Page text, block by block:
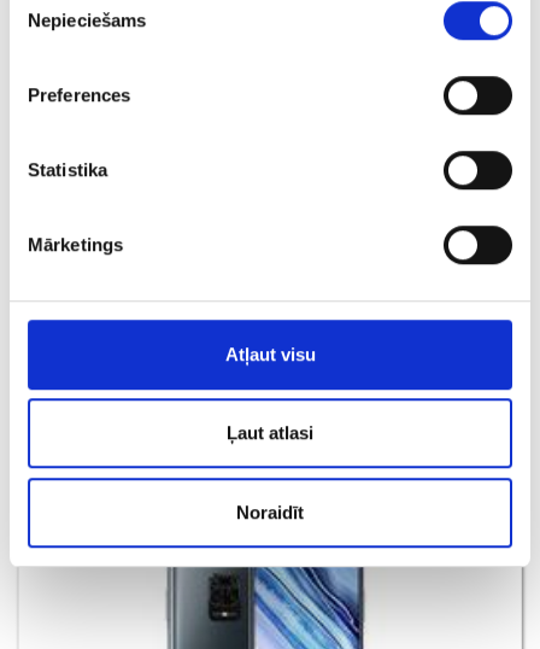
izvēle
Nepieciešams
Preferences
Statistika
Mārketings
Atļaut visu
Ļaut atlasi
Noraidīt
Xiaomi MI NOTE 10 LITE
€ 90.00
PIEVIENOT GROZAM